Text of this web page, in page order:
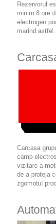
Rezervorul
minim 8 ore
electrogen
marind astfel
Carcasa
camp
vizitare a
de a proteja
zgomotul